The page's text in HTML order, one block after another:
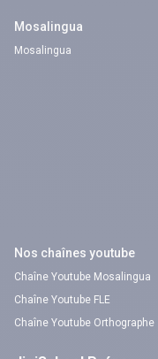
Mosalingua
Mosalingua
Nos chaînes youtube
Chaîne Youtube Mosalingua
Chaîne Youtube FLE
Chaîne Youtube Orthographe